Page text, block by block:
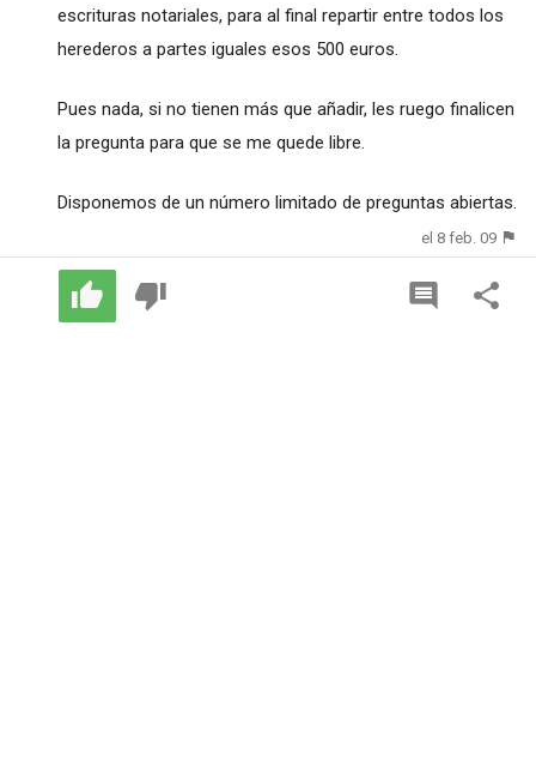
escrituras notariales, para al final repartir entre todos los
herederos a partes iguales esos 500 euros.
Pues nada, si no tienen más que añadir, les ruego finalicen
la pregunta para que se me quede libre.
Disponemos de un número limitado de preguntas abiertas.
el 8 feb. 09